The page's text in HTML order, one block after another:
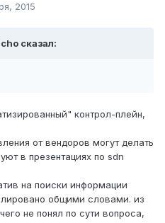
2015
сказал:
контрол-плейн,
от вендоров могут делать
в презентациях по sdn
на поиски информации
общими словами. из
не понял по сути вопроса,